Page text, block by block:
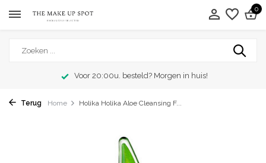
0
Voor 20:00u. besteld? Morgen in huis!
Terug Home Holika Holika Aloe Cleansing F...